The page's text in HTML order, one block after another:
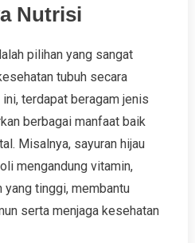
Nutrisi
pilihan yang sangat
tubuh secara
terdapat beragam jenis
berbagai manfaat baik
Misalnya, sayuran hijau
mengandung vitamin,
yang tinggi, membantu
serta menjaga kesehatan